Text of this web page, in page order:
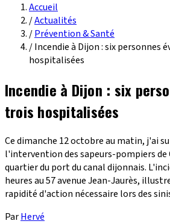
Accueil
/Actualités
/Prévention & Santé
/Incendie à Dijon : six personnes
hospitalisées
Incendie à Dijon : six
trois hospitalisées
Ce dimanche 12 octobre au matin, j'ai
l'intervention des sapeurs-pompiers de
quartier du port du canal dijonnais.
heures au 57 avenue Jean-Jaurès,
rapidité d'action nécessaire lors des
ParHervé